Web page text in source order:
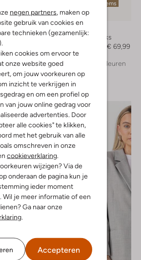
negen partners, maken op
gebruik van cookies en
technieken (gezamenlijk:
cookies om ervoor te
onze website goed
om jouw voorkeuren op
inzicht te verkrijgen in
en om een profiel op
van jouw online gedrag voor
advertenties. Door
alle cookies" te klikken,
met het gebruik van alle
omschreven in onze
cookieverklaring.
wijzigen? Via de
onderaan de pagina kun je
ieder moment
Wil je meer informatie of een
Ga naar onze
.
Accepteren
look
Laatste items
-50%
Notre-V
Slingbacks
€ 69,99
+ meer kleuren